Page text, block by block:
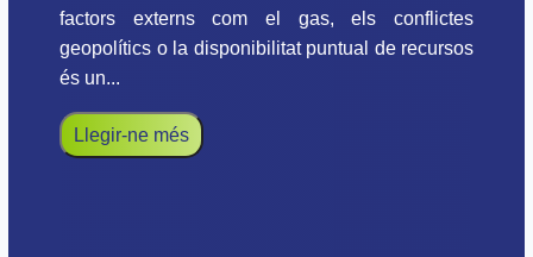
factors externs com el gas, els conflictes
geopolítics o la disponibilitat puntual de recursos
és un...
Llegir-ne més